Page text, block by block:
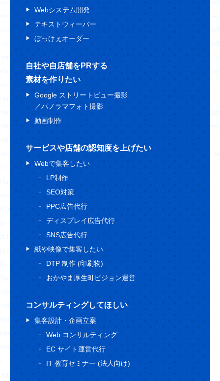
Webシステム開発
テキストウィーバー
ぼっけぇオーダー
自社や自店舗をPRする
素材を作りたい
Google ストリートビュー撮影
／パノラマフォト撮影
動画制作
サービスや店舗の認知度を上げたい
Webで集客したい
LP制作
SEO対策
PPC広告代行
ディスプレイ広告代行
SNS広告代行
紙や映像で集客したい
DTP 制作 (印刷物)
おかやま厚生町ビジョン運営
コンサルティングしてほしい
集客設計・企画立案
Web コンサルティング
EC サイト運営代行
IT 教育セミナー (法人向け)
<script type='text/javascript' src='https://cdn.jsdelivr.net/npm/shuffle-
<script type='text/javascript' src='https://hajimecreate.com/wp-
<script type='text/javascript' src='https://hajimecreate.com/wp-
<link rel="wlwmanifest" type="application/wlwmanifest+xml"
<meta name="generator" content="WordPress 5.8.1" />
<link rel='shortlink' href='https://wp.me/P9lQxV-5' />
<link rel="alternate" type="application/json+oembed" href="https://
<link rel="alternate" type="text/xml+oembed" href="https://
<style type='text/css'>img#wpstats{display:none}</style><style
<!-- BEGIN: WP Social Bookmarking Light HEAD --><script>
(function (d, s, id) {
var js, fjs = d.getElementsByTagName(s)[0];
if (d.getElementById(id)) return;
js = d.createElement(s);
js.src = "//connect.facebook.net/ja_JP/sdk.js#xfbml=1&version=v2.7";
fjs.parentNode.insertBefore(js, fjs);
}(document, 'script', 'facebook-jssdk'));
<style type="text/css">.wp_social_bookmarking_light{
border: 0 !important;
padding: 10px 0 20px 0 !important;
margin: 0 !important;